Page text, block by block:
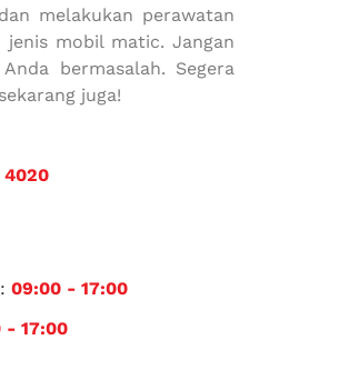
melakukan perawatan
jenis mobil matic. Jangan
bermasalah. Segera
juga!
4020
:09:00 - 17:00
- 17:00